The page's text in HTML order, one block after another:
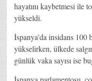
hayatını kaybetmesi ile
yükseldi.
İspanya’da insidans 100
yükselirken, ülkede
günlük vaka sayısı ise